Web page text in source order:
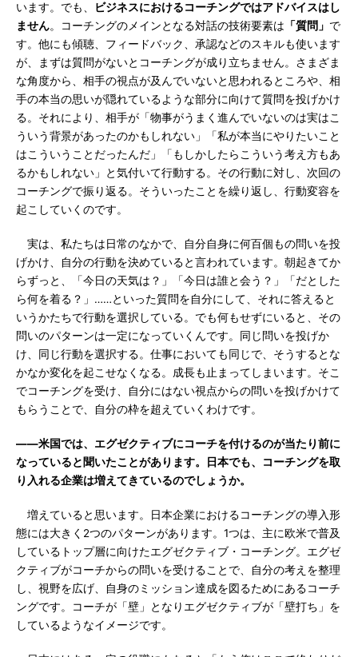
います。でも、
ビジネスにおけるコーチングではアドバイスはし
ません。コーチングのメインとなる対話の技術要素は 「質問」 で
す。他にも傾聴、フィードバック、承認などのスキルも使います
が、まずは質問がないとコーチングが成り立ちません。さまざま
な角度から、相手の視点が及んでいないと思われるところや、相
手の本当の思いが隠れているような部分に向けて質問を投げかけ
る。それにより、相手が「物事がうまく進んでいないのは実はこ
ういう背景があったのかもしれない」「私が本当にやりたいこと
はこういうことだったんだ」「もしかしたらこういう考え方もあ
るかもしれない」と気付いて行動する。その行動に対し、次回の
コーチングで振り返る。そういったことを繰り返し、行動変容を
起こしていくのです。
実は、私たちは日常のなかで、自分自身に何百個もの問いを投
げかけ、自分の行動を決めていると言われています。朝起きてか
らずっと、「今日の天気は？」「今日は誰と会う？」「だとした
ら何を着る？」……といった質問を自分にして、それに答えると
いうかたちで行動を選択している。でも何もせずにいると、その
問いのパターンは一定になっていくんです。同じ問いを投げか
け、同じ行動を選択する。仕事においても同じで、そうするとな
かなか変化を起こせなくなる。成長も止まってしまいます。そこ
でコーチングを受け、自分にはない視点からの問いを投げかけて
もらうことで、自分の枠を超えていくわけです。
――米国では、エグゼクティブにコーチを付けるのが当たり前に
なっていると聞いたことがあります。日本でも、コーチングを取
り入れる企業は増えてきているのでしょうか。
増えていると思います。日本企業におけるコーチングの導入形
態には大きく2つのパターンがあります。1つは、主に欧米で普及
しているトップ層に向けたエグゼクティブ・コーチング。エグゼ
クティブがコーチからの問いを受けることで、自分の考えを整理
し、視野を広げ、自身のミッション達成を図るためにあるコーチ
ングです。コーチが「壁」となりエグゼクティブが「壁打ち」を
しているようなイメージです。